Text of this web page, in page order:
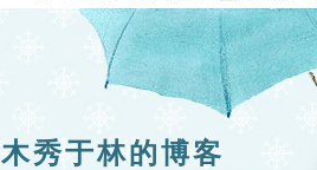
木秀于林的博客